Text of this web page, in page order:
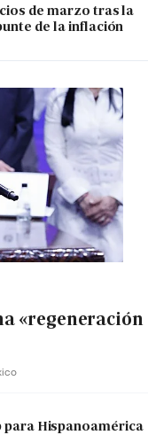
de marzo tras la
de la inflación
«regeneración
para Hispanoamérica